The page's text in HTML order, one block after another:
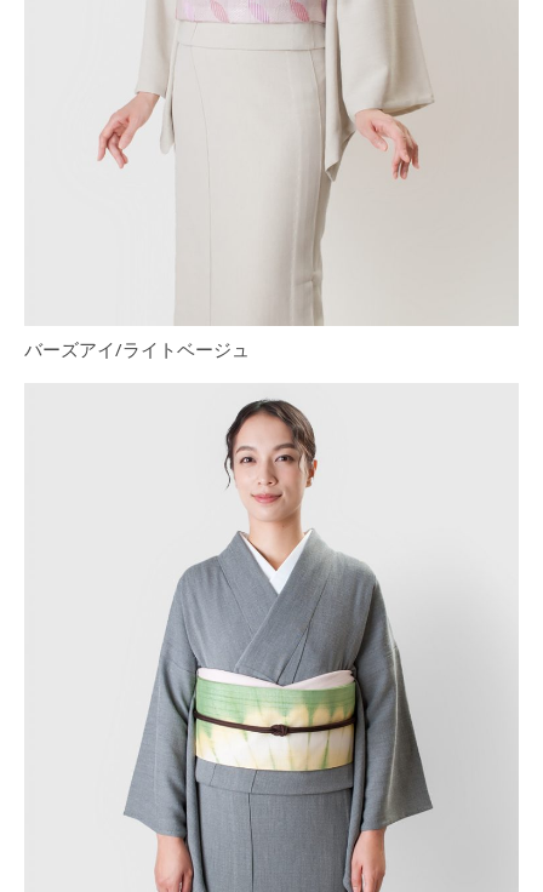
バーズアイ/ライトベージュ